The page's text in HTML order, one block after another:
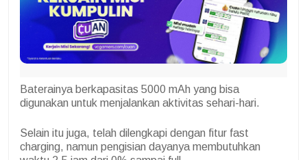
Baterainya berkapasitas 5000 mAh yang bisa
digunakan untuk menjalankan aktivitas sehari-hari.
Selain itu juga, telah dilengkapi dengan fitur fast
charging, namun pengisian dayanya membutuhkan